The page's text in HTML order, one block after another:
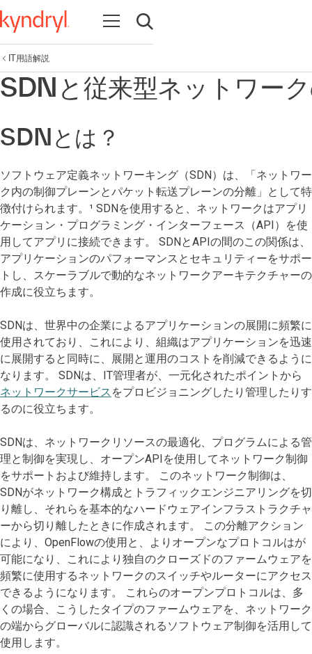
Open navigation
Open search
IT用語解説
SDNと従来型ネットワー
SDNとは？
ソフトウェア定義ネットワーキング（SDN）は、「ネットワー
ク内の制御プレーンとパケット転送プレーンの分離」として特
徴付けられます。¹ SDNを使用すると、ネットワークはアプリ
ケーション・プログラミング・インターフェース（API）を使
用してアプリに接続できます。 SDNとAPIの間のこの関係は、
アプリケーションのパフォーマンスとセキュリティーをサポー
トし、スケーラブルで動的なネットワークアーキテクチャーの
作成に役立ちます。
SDNは、世界中の企業によるアプリケーションの展開に頻繁に
使用されており、これにより、組織はアプリケーションを迅速
に展開すると同時に、展開と運用のコストを削減できるように
なります。 SDNは、IT管理者が、一元化されたポイントから
ネットワークサービス をプロビジョニングしたり管理したりす
るのに役立ちます。
SDNは、ネットワークリソースの最適化、プログラムによる管
理と制御を実現し、オープンAPIを使用してネットワーク制御
をサポートおよび維持します。 このネットワーク制御は、
SDNがネットワーク構成とトラフィックエンジニアリングを切
り離し、それらを基本的なハードウェアインフラストラクチャ
ーから切り離したときに作成されます。 この分離アクション
により、OpenFlowの使用と、よりオープンなプロトコルはが
可能になり、これにより独自のクローズドのファームウェアを
頻繁に使用するネットワークのスイッチやルーターにアクセス
できるようになります。 これらのオープンプロトコルは、多
くの場合、こうしたタイプのファームウェアを、ネットワーク
の端からグローバルに認識されるソフトウェア制御を活用して
使用します。